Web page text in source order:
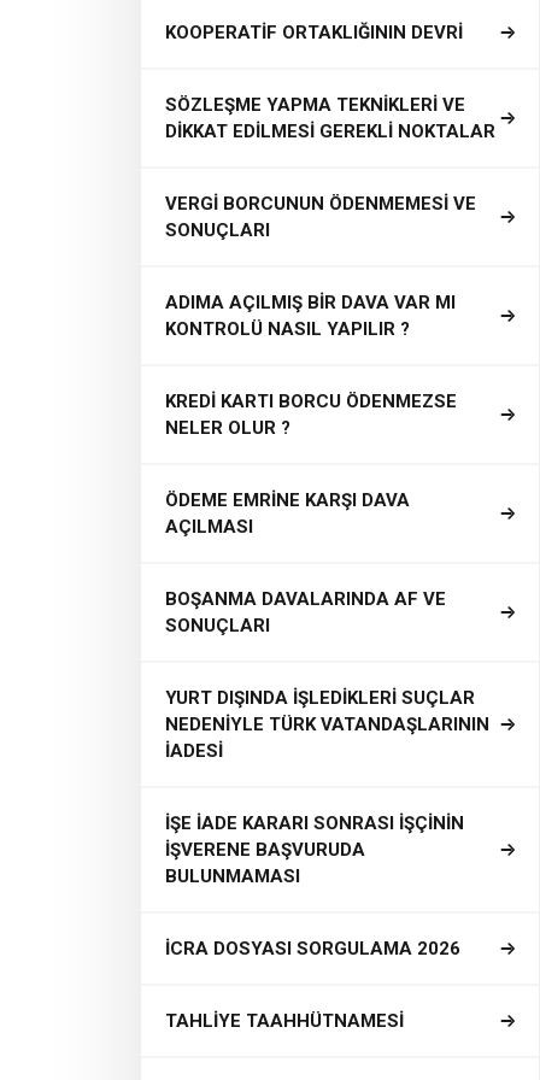
KOOPERATİF ORTAKLIĞININ DEVRİ
SÖZLEŞME YAPMA TEKNİKLERİ VE
DİKKAT EDİLMESİ GEREKLİ NOKTALAR
VERGİ BORCUNUN ÖDENMEMESİ VE
SONUÇLARI
ADIMA AÇILMIŞ BİR DAVA VAR MI
KONTROLÜ NASIL YAPILIR ?
KREDİ KARTI BORCU ÖDENMEZSE
NELER OLUR ?
ÖDEME EMRİNE KARŞI DAVA
AÇILMASI
BOŞANMA DAVALARINDA AF VE
SONUÇLARI
YURT DIŞINDA İŞLEDİKLERİ SUÇLAR
NEDENİYLE TÜRK VATANDAŞLARININ
İADESİ
İŞE İADE KARARI SONRASI İŞÇİNİN
İŞVERENE BAŞVURUDA
BULUNMAMASI
İCRA DOSYASI SORGULAMA 2026
TAHLİYE TAAHHÜTNAMESİ